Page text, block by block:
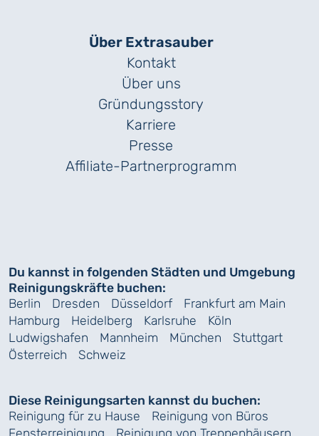
Über Extrasauber
Kontakt
Über uns
Gründungs­story
Karriere
Presse
Affiliate-Partnerprogramm
Du kannst in folgenden Städten und Umgebung
Reinigungskräfte buchen:
Berlin
Dresden Düsseldorf
Frankfurt am Main
Hamburg
Heidelberg Karlsruhe
Köln
Ludwigshafen
Mannheim München
Stuttgart
Österreich
Schweiz
Diese Reinigungsarten kannst du buchen:
Reinigung für zu Hause
Reinigung von Büros
Fensterreinigung
Reinigung von Treppenhäusern